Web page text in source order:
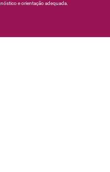
e orientação adequada.